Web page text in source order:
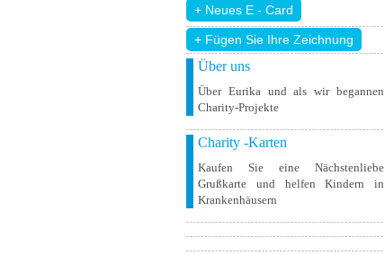
+ Fügen Sie Ihre Zeichnung
Über uns
Über Eurika und als wir begannen
Charity-Projekte
Charity -Karten
Kaufen Sie eine Nächstenliebe
Grußkarte und helfen Kindern in
Krankenhäusern